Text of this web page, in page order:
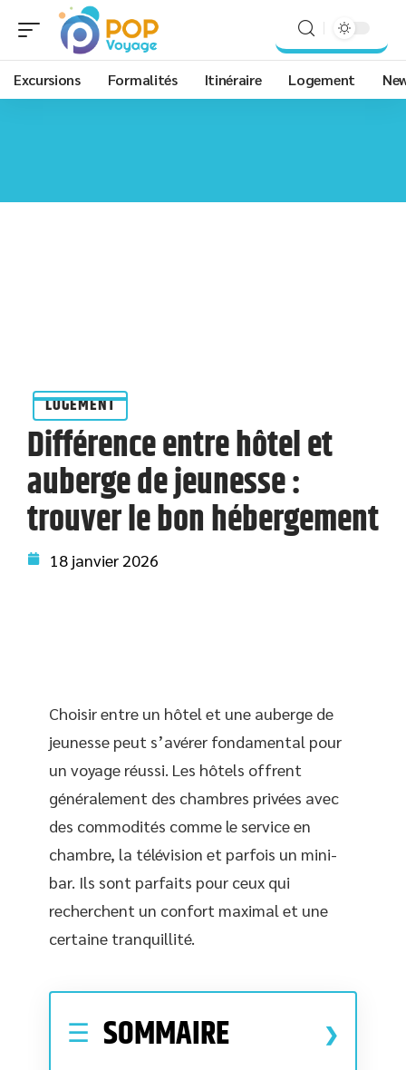
Excursions Formalités Itinéraire Logement
LOGEMENT
Différence entre hôtel et
auberge de jeunesse :
trouver le bon hébergement
18 janvier 2026
Choisir entre un hôtel et une auberge de
jeunesse peut s’avérer fondamental pour
un voyage réussi. Les hôtels offrent
généralement des chambres privées avec
des commodités comme le service en
chambre, la télévision et parfois un mini-
bar. Ils sont parfaits pour ceux qui
recherchent un confort maximal et une
certaine tranquillité.
SOMMAIRE